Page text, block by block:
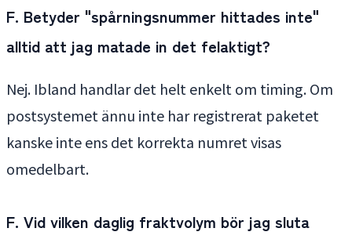
F. Betyder "spårningsnummer hittades inte"
alltid att jag matade in det felaktigt?
Nej. Ibland handlar det helt enkelt om timing. Om
postsystemet ännu inte har registrerat paketet
kanske inte ens det korrekta numret visas
omedelbart.
F. Vid vilken daglig fraktvolym bör jag sluta